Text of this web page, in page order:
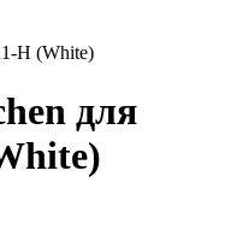
H (White)
для